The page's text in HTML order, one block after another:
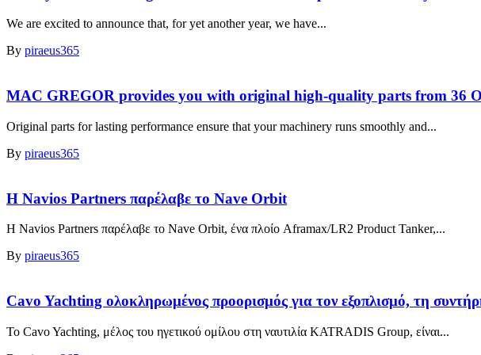
We are excited to announce that, for yet another year, we have...
By piraeus365
MAC GREGOR provides you with original high-quality parts from 36
Original parts for lasting performance ensure that your machinery runs smoothly and...
By piraeus365
Η Navios Partners παρέλαβε το Nave Orbit
Η Navios Partners παρέλαβε το Nave Orbit, ένα πλοίο Aframax/LR2 Product Tanker,...
By piraeus365
Cavo Yachting ολοκληρωμένος προορισμός για τον εξοπλισμό, τη
Το Cavo Yachting, μέλος του ηγετικού ομίλου στη ναυτιλία KATRADIS Group, είναι...